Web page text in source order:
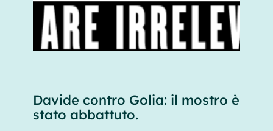
Davide contro Golia: il mostro è
stato abbattuto.